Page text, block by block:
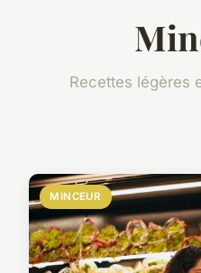
Recettes légères
MINCEUR